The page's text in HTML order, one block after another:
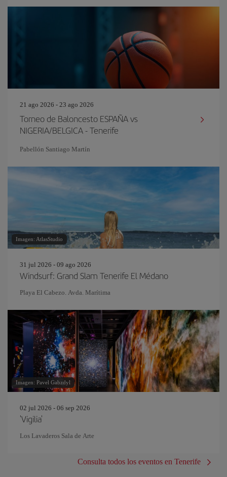
21 ago 2026 - 23 ago 2026
Torneo de Baloncesto ESPAÑA vs
NIGERIA/BELGICA - Tenerife
Pabellón Santiago Martín
Imagen: AtlasStudio
31 jul 2026 - 09 ago 2026
Windsurf: Grand Slam Tenerife El Médano
Playa El Cabezo. Avda. Marítima
Imagen: Pavel Gabzdyl
02 jul 2026 - 06 sep 2026
'Vigilia'
Los Lavaderos Sala de Arte
Consulta todos los eventos en Tenerife